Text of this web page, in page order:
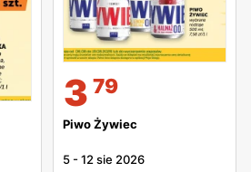
3 79
Piwo Żywiec
5 -12 sie 2026